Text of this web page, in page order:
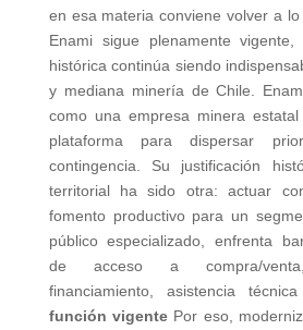
en esa materia conviene volver a
Enami sigue plenamente
histórica continúa siendo
y mediana minería de Chile.
como una empresa minera
plataforma para dispersar
contingencia. Su justificación
territorial ha sido otra: actuar
fomento productivo para un
público especializado, enfrenta
de acceso a compra/venta,
financiamiento, asistencia
función vigente Por eso,